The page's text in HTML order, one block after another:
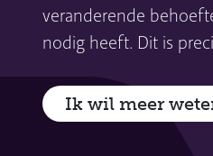
veranderende
nodig heeft. Dit is
Ik wil meer